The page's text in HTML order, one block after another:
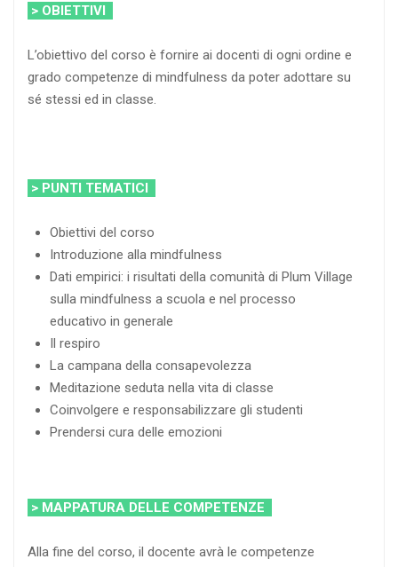
> OBIETTIVI
L’obiettivo del corso è fornire ai docenti di ogni ordine e
grado competenze di mindfulness da poter adottare su
sé stessi ed in classe.
> PUNTI TEMATICI
Obiettivi del corso
Introduzione alla mindfulness
Dati empirici: i risultati della comunità di Plum Village
sulla mindfulness a scuola e nel processo
educativo in generale
Il respiro
La campana della consapevolezza
Meditazione seduta nella vita di classe
Coinvolgere e responsabilizzare gli studenti
Prendersi cura delle emozioni
> MAPPATURA DELLE COMPETENZE
Alla fine del corso, il docente avrà le competenze